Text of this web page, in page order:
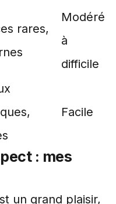
rares,
Modéré
à
difficile
Facile
: mes
un grand plaisir,